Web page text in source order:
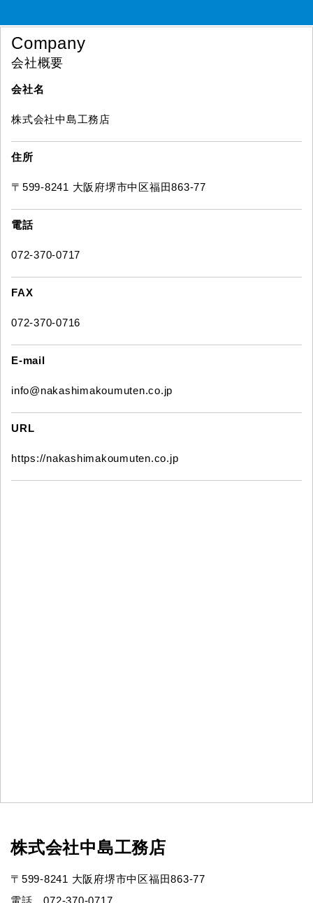
Company
会社概要
会社名
株式会社中島工務店
住所
〒599-8241 大阪府堺市中区福田863-77
電話
072-370-0717
FAX
072-370-0716
E-mail
info@nakashimakoumuten.co.jp
URL
https://nakashimakoumuten.co.jp
株式会社中島工務店
〒599-8241 大阪府堺市中区福田863-77
電話 072-370-0717